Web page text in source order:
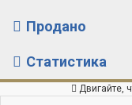
Продано
Статистика
Двигайте,